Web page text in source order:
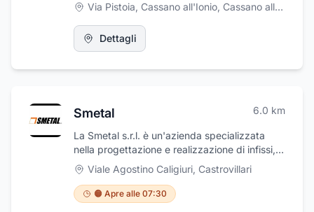
Via Pistoia, Cassano all'Ionio, Cassano all'Ionio
Dettagli
Smetal 6.0 km
La Smetal s.r.l. è un'azienda specializzata
nella progettazione e realizzazione di infissi,
serramenti, grondaie, capannoni e tanto altro
ancora. L'azienda è specializzata nel settore
della carpenteria metallica, professionisti nella
progettazione e realizzazione di infissi e
Viale Agostino Caligiuri, Castrovillari
🟠 Apre alle 07:30